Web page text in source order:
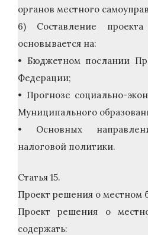
органов местного
6) Составление
основывается на:
• Бюджетном послании
Федерации;
• Прогнозе социально-
Муниципального
• Основных
налоговой политики.
Статья 15.
Проект решения о местном
Проект решения о
содержать: